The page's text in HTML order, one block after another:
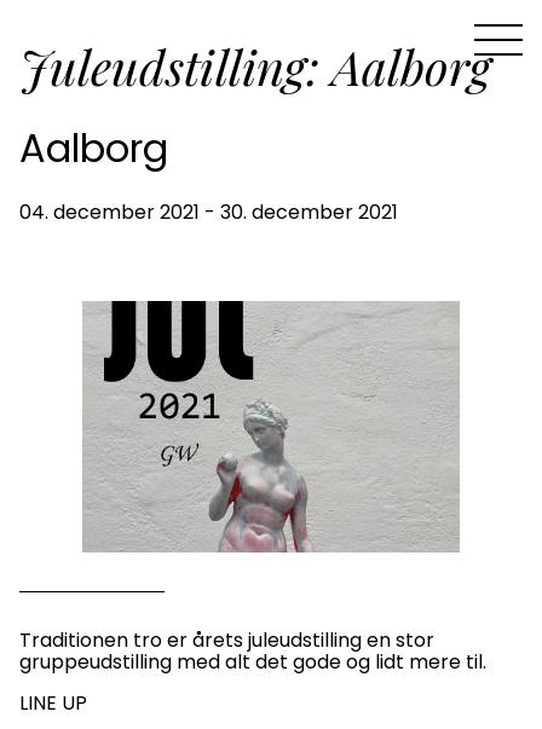
Juleudstilling: Aalborg
Aalborg
04. december 2021 - 30. december 2021
Traditionen tro er årets juleudstilling en stor
gruppeudstilling med alt det gode og lidt mere til.
LINE UP